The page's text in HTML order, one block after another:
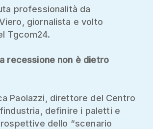
professionalità da
giornalista e volto
Tgcom24.
recessione non è dietro
Paolazzi, direttore del Centro
definire i paletti e
dello “scenario